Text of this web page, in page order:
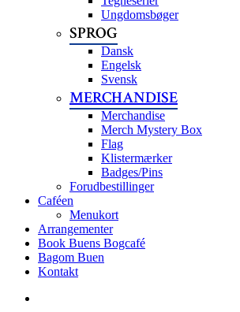
Ungdomsbøger
SPROG
Dansk
Engelsk
Svensk
MERCHANDISE
Merchandise
Merch Mystery Box
Flag
Klistermærker
Badges/Pins
Forudbestillinger
Caféen
Menukort
Arrangementer
Book Buens Bogcafé
Bagom Buen
Kontakt